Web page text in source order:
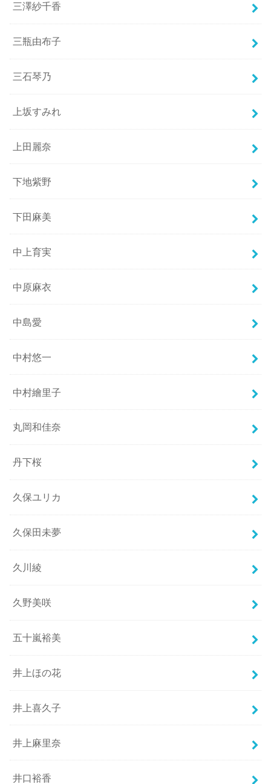
三澤紗千香
三瓶由布子
三石琴乃
上坂すみれ
上田麗奈
下地紫野
下田麻美
中上育実
中原麻衣
中島愛
中村悠一
中村繪里子
丸岡和佳奈
丹下桜
久保ユリカ
久保田未夢
久川綾
久野美咲
五十嵐裕美
井上ほの花
井上喜久子
井上麻里奈
井口裕香